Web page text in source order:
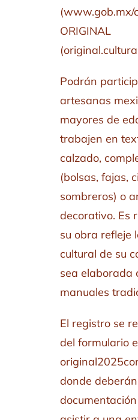
(www.gob.mx/
ORIGINAL
Podrán
artesanas
mayores de
trabajen en
calzado,
(bolsas, fajas,
sombreros) o
decorativo. Es
su obra refleje
cultural de su
sea elaborada
manuales
El registro se
del formulario
donde